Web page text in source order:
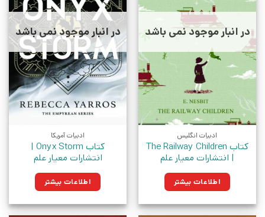
در انبار موجود نمی باشد
ادبیات انگلیس
کتاب The Railway Children
| انتشارات معیار علم
اطلاعات بیشتر
در انبار موجود نمی باشد
ادبیات آمریکا
کتاب Onyx Storm |
انتشارات معیار علم
اطلاعات بیشتر